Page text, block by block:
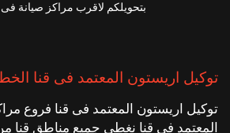
بتحويلكم لاقرب مراكز صيانة
توكيل اريستون المعتمد فى قنا الخط
توكيل اريستون المعتمد فى قنا فروع
المعتمد فى قنا نغطى جميع مناطق قنا